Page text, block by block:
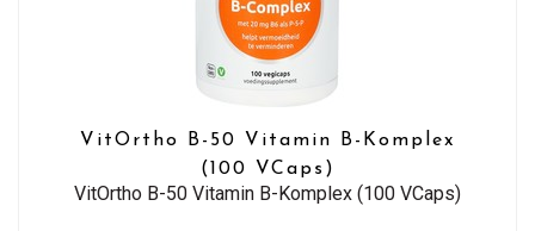
VitOrtho B-50 Vitamin B-Komplex
(100 VCaps)
VitOrtho B-50 Vitamin B-Komplex (100 VCaps)